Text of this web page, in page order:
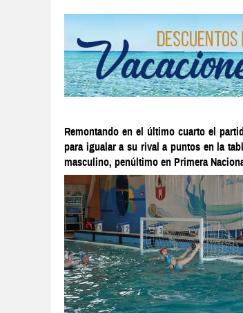
Remontando en el último cuarto el
para igualar a su rival a puntos en la
masculino, penúltimo en Primera